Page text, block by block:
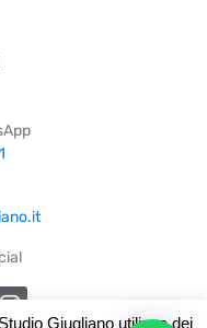
Giugliano utilizza dei